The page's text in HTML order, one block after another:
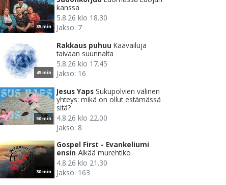
85 min
kanssa
5.8.26 klo 18.30
Jakso: 7
45 min
Rakkaus puhuu Kaavailuja
taivaan suunnalta
5.8.26 klo 17.45
Jakso: 16
50 min
Jesus Yaps Sukupolvien välinen
yhteys: mikä on ollut estämässä
sitä?
4.8.26 klo 22.00
Jakso: 8
30 min
Gospel First - Evankeliumi
ensin Älkää murehtiko
4.8.26 klo 21.30
Jakso: 163